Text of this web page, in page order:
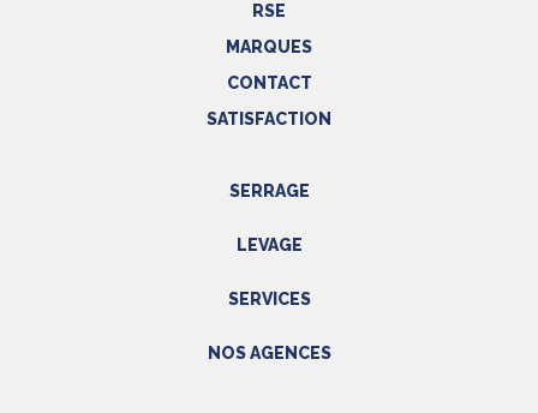
RSE
MARQUES
CONTACT
SATISFACTION
SERRAGE
Outils électriques
LEVAGE
EPI
SERVICES
NOS AGENCES